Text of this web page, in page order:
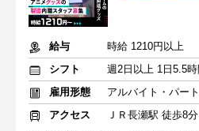
給与
時給 1210円以上
シフト
雇用形態
アルバイト・パート
アクセス
ＪＲ長瀬駅 徒歩8分